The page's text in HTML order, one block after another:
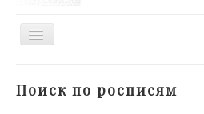
Toggle
Поиск по росписям